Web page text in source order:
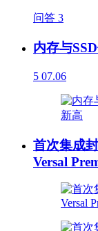
问答 3
内存与
5 07.06
首次集成
Versal